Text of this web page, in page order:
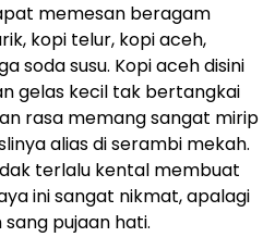
memesan beragam
kopi telur, kopi aceh,
soda susu. Kopi aceh disini
gelas kecil tak bertangkai
rasa memang sangat mirip
alias di serambi mekah.
terlalu kental membuat
ini sangat nikmat, apalagi
pujaan hati.